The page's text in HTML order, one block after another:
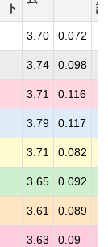
ト
評
3.70 0.072
3.74 0.098
3.71 0.116
3.79 0.117
3.71 0.082
3.65 0.092
3.61 0.089
3.63 0.09